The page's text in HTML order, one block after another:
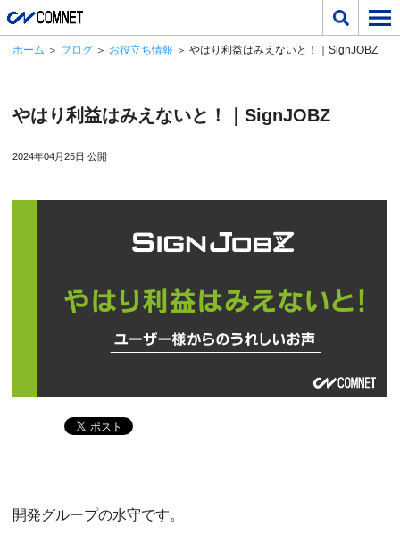
ホーム ＞ ブログ ＞ お役立ち情報 ＞ やはり利益はみえないと！｜SignJOBZ
やはり利益はみえないと！｜SignJOBZ
2024年04月25日 公開
開発グループの水守です。